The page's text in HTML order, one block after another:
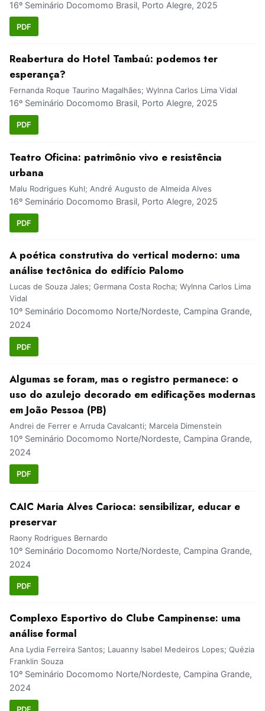
16º Seminário Docomomo Brasil, Porto Alegre, 2025
PDF
Reabertura do Hotel Tambaú: podemos ter
esperança?
Fernanda Roque Taurino Magalhães; Wylnna Carlos Lima Vidal
16º Seminário Docomomo Brasil, Porto Alegre, 2025
PDF
Teatro Oficina: patrimônio vivo e resistência
urbana
Malu Rodrigues Kuhl; André Augusto de Almeida Alves
16º Seminário Docomomo Brasil, Porto Alegre, 2025
PDF
A poética construtiva do vertical moderno: uma
análise tectônica do edifício Palomo
Lucas de Souza Jales; Germana Costa Rocha; Wylnna Carlos Lima
Vidal
10º Seminário Docomomo Norte/Nordeste, Campina Grande,
2024
PDF
Algumas se foram, mas o registro permanece: o
uso do azulejo decorado em edificações modernas
em João Pessoa (PB)
Andrei de Ferrer e Arruda Cavalcanti; Marcela Dimenstein
10º Seminário Docomomo Norte/Nordeste, Campina Grande,
2024
PDF
CAIC Maria Alves Carioca: sensibilizar, educar e
preservar
Raony Rodrigues Bernardo
10º Seminário Docomomo Norte/Nordeste, Campina Grande,
2024
PDF
Complexo Esportivo do Clube Campinense: uma
análise formal
Ana Lydia Ferreira Santos; Lauanny Isabel Medeiros Lopes; Quézia
Franklin Souza
10º Seminário Docomomo Norte/Nordeste, Campina Grande,
2024